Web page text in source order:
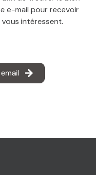
e-mail pour recevoir
intéressent.